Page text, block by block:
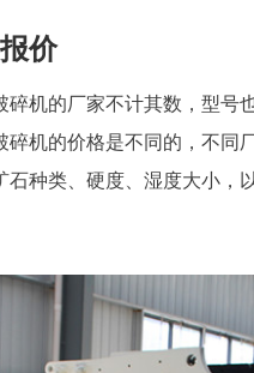
价
碎机的厂家不计其数，型号
碎机的价格是不同的，不同
石种类、硬度、湿度大小，